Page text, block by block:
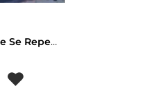
Ceux Qui Ne Se Reperent Qu'en Suivant La Carte Du Ciel